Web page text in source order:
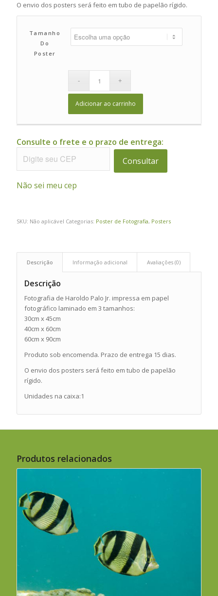
O envio dos posters será feito em tubo de papelão rígido.
Tamanho
Do
Poster
Adicionar ao carrinho
Consulte o frete e o prazo de entrega:
Consultar
Não sei meu cep
SKU: Não aplicável Categorias: Poster de Fotografia, Posters
Descrição Informação adicional Avaliações (0)
Descrição
Fotografia de Haroldo Palo Jr. impressa em papel
fotográfico laminado em 3 tamanhos:
30cm x 45cm
40cm x 60cm
60cm x 90cm
Produto sob encomenda. Prazo de entrega 15 dias.
O envio dos posters será feito em tubo de papelão
rígido.
Unidades na caixa:1
Produtos relacionados